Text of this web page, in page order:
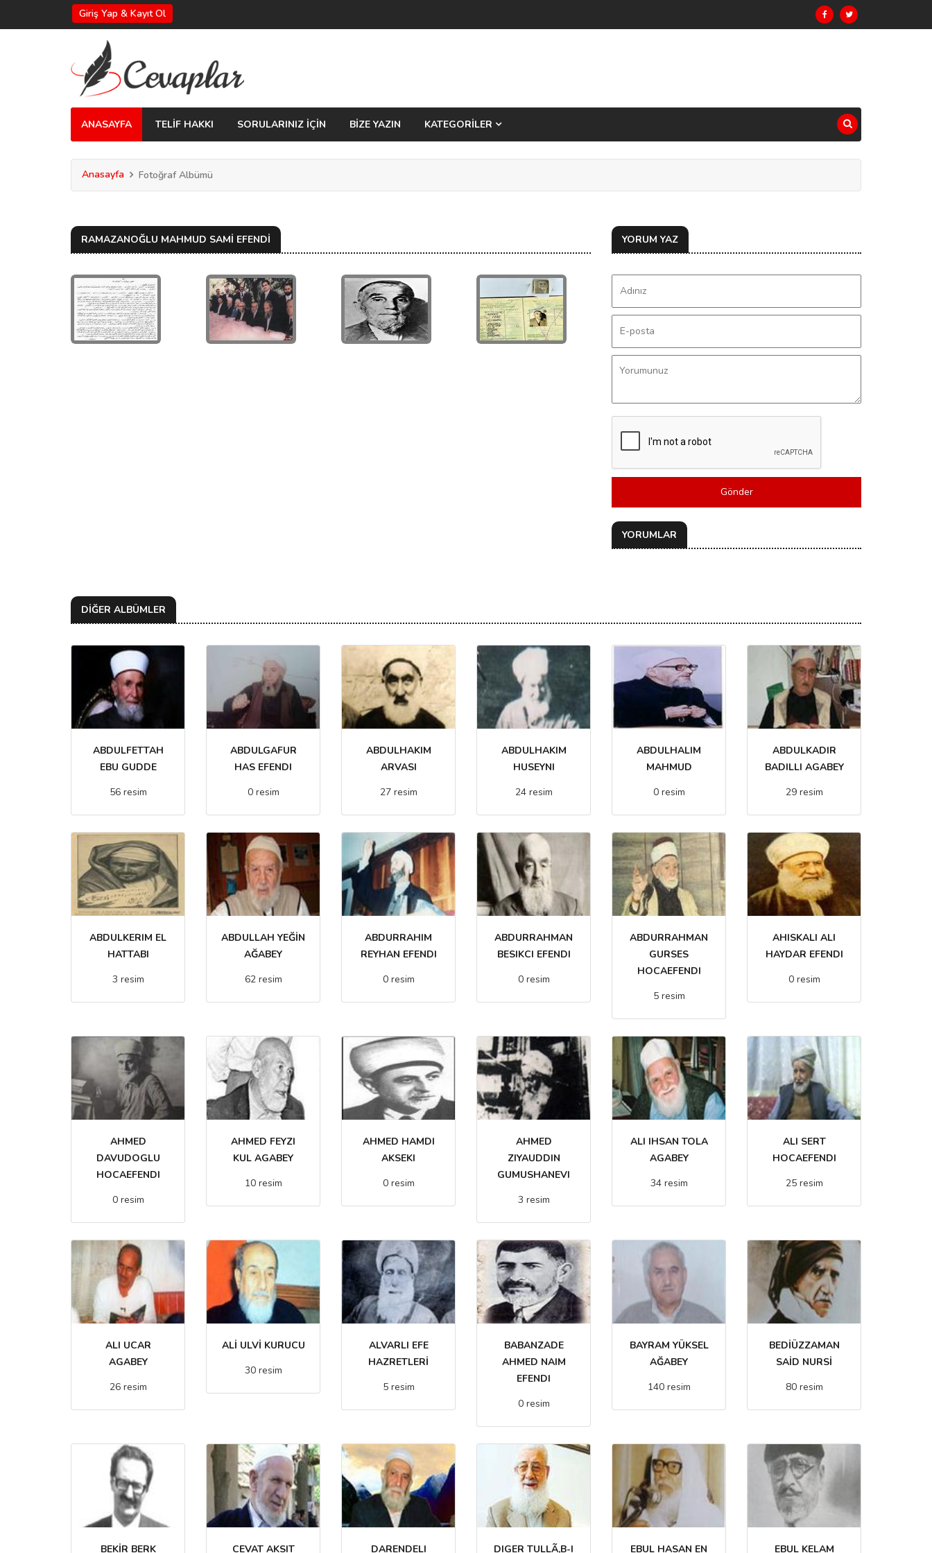
Giriş Yap & Kayıt Ol
ANASAYFA TELİF HAKKI SORULARINIZ İÇİN BİZE YAZIN KATEGORİLER
Anasayfa Fotoğraf Albümü
RAMAZANOĞLU MAHMUD SAMİ EFENDİ YORUM YAZ
Gönder
YORUMLAR
DİĞER ALBÜMLER
ABDULFETTAH
EBU GUDDE
56 resim
ABDULGAFUR
HAS EFENDI
0 resim
ABDULHAKIM
ARVASI
27 resim
ABDULHAKIM
HUSEYNI
24 resim
ABDULHALIM
MAHMUD
0 resim
ABDULKADIR
BADILLI AGABEY
29 resim
ABDULKERIM EL
HATTABI
3 resim
ABDULLAH YEĞİN
AĞABEY
62 resim
ABDURRAHIM
REYHAN EFENDI
0 resim
ABDURRAHMAN
BESIKCI EFENDI
0 resim
ABDURRAHMAN
GURSES
HOCAEFENDI
5 resim
AHISKALI ALI
HAYDAR EFENDI
0 resim
AHMED
DAVUDOGLU
HOCAEFENDI
0 resim
AHMED FEYZI
KUL AGABEY
10 resim
AHMED HAMDI
AKSEKI
0 resim
AHMED
ZIYAUDDIN
GUMUSHANEVI
3 resim
ALI IHSAN TOLA
AGABEY
34 resim
ALI SERT
HOCAEFENDI
25 resim
ALI UCAR
AGABEY
26 resim
ALİ ULVİ KURUCU
30 resim
ALVARLI EFE
HAZRETLERİ
5 resim
BABANZADE
AHMED NAIM
EFENDI
0 resim
BAYRAM YÜKSEL
AĞABEY
140 resim
BEDİÜZZAMAN
SAİD NURSİ
80 resim
BEKİR BERK CEVAT AKSIT DARENDELI DIGER TULLÃ‚B-I EBUL HASAN EN EBUL KELAM